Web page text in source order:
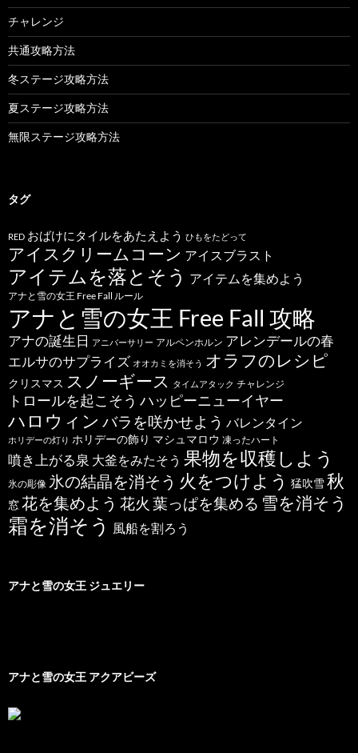
チャレンジ
共通攻略方法
冬ステージ攻略方法
夏ステージ攻略方法
無限ステージ攻略方法
タグ
RED おばけにタイルをあたえよう ひもをたどって
アイスクリームコーン アイスブラスト
アイテムを落とそう アイテムを集めよう
アナと雪の女王 Free Fall ルール
アナと雪の女王 Free Fall 攻略
アナの誕生日 アニバーサリー アルペンホルン アレンデールの春
エルサのサプライズ オオカミを消そう オラフのレシピ
クリスマス スノーギース タイムアタック チャレンジ
トロールを起こそう ハッピーニューイヤー
ハロウィン バラを咲かせよう バレンタイン
ホリデーの灯り ホリデーの飾り マシュマロウ 凍ったハート
噴き上がる泉 大釜をみたそう 果物を収穫しよう
氷の彫像 氷の結晶を消そう 火をつけよう 猛吹雪秋
窓花を集めよう 花火 葉っぱを集める 雪を消そう
霜を消そう 風船を割ろう
アナと雪の女王 ジュエリー
アナと雪の女王 アクアビーズ